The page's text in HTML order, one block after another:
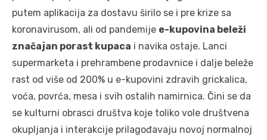
putem aplikacija za dostavu širilo se i pre krize sa
koronavirusom, ali od pandemije e-kupovina beleži
značajan porast kupaca i navika ostaje. Lanci
supermarketa i prehrambene prodavnice i dalje beleže
rast od više od 200% u e-kupovini zdravih grickalica,
voća, povrća, mesa i svih ostalih namirnica. Čini se da
se kulturni obrasci društva koje toliko vole društvena
okupljanja i interakcije prilagođavaju novoj normalnoj